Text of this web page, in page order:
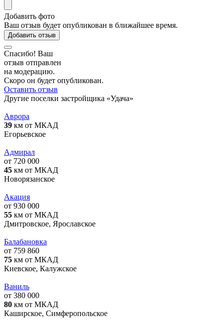
Добавить фото
Ваш отзыв будет опубликован в ближайшее время.
Добавить отзыв
Спасибо! Ваш
отзыв отправлен
на модерацию.
Скоро он будет опубликован.
Оставить отзыв
Другие поселки застройщика «Удача»
Аврора
39 км от МКАД
Егорьевское
Адмирал
от 720 000
45 км от МКАД
Новорязанское
Акация
от 930 000
55 км от МКАД
Дмитровское, Ярославское
Балабановка
от 759 860
75 км от МКАД
Киевское, Калужское
Ваниль
от 380 000
80 км от МКАД
Каширское, Симферопольское